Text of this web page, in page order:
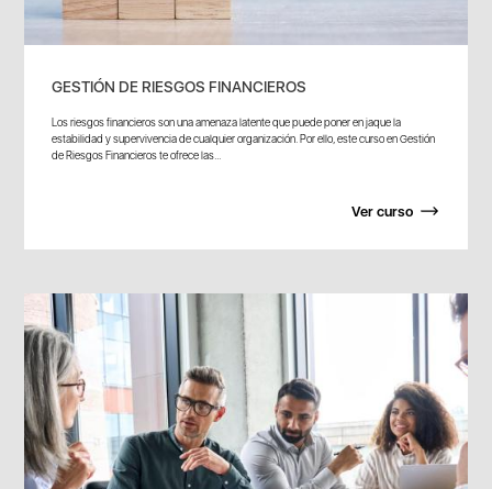
GESTIÓN DE RIESGOS FINANCIEROS
Los riesgos financieros son una amenaza latente que puede poner en jaque la
estabilidad y supervivencia de cualquier organización. Por ello, este curso en Gestión
de Riesgos Financieros te ofrece las...
Ver curso